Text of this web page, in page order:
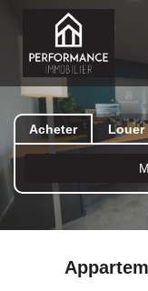
Acheter Louer